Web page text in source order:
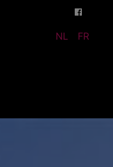
NL FR